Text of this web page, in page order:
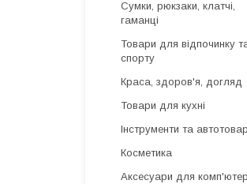
Сумки, рюкзаки, клатчі,
гаманці
Товари для відпочинку
спорту
Краса, здоров'я, догляд
Товари для кухні
Інструменти та
Косметика
Аксесуари для